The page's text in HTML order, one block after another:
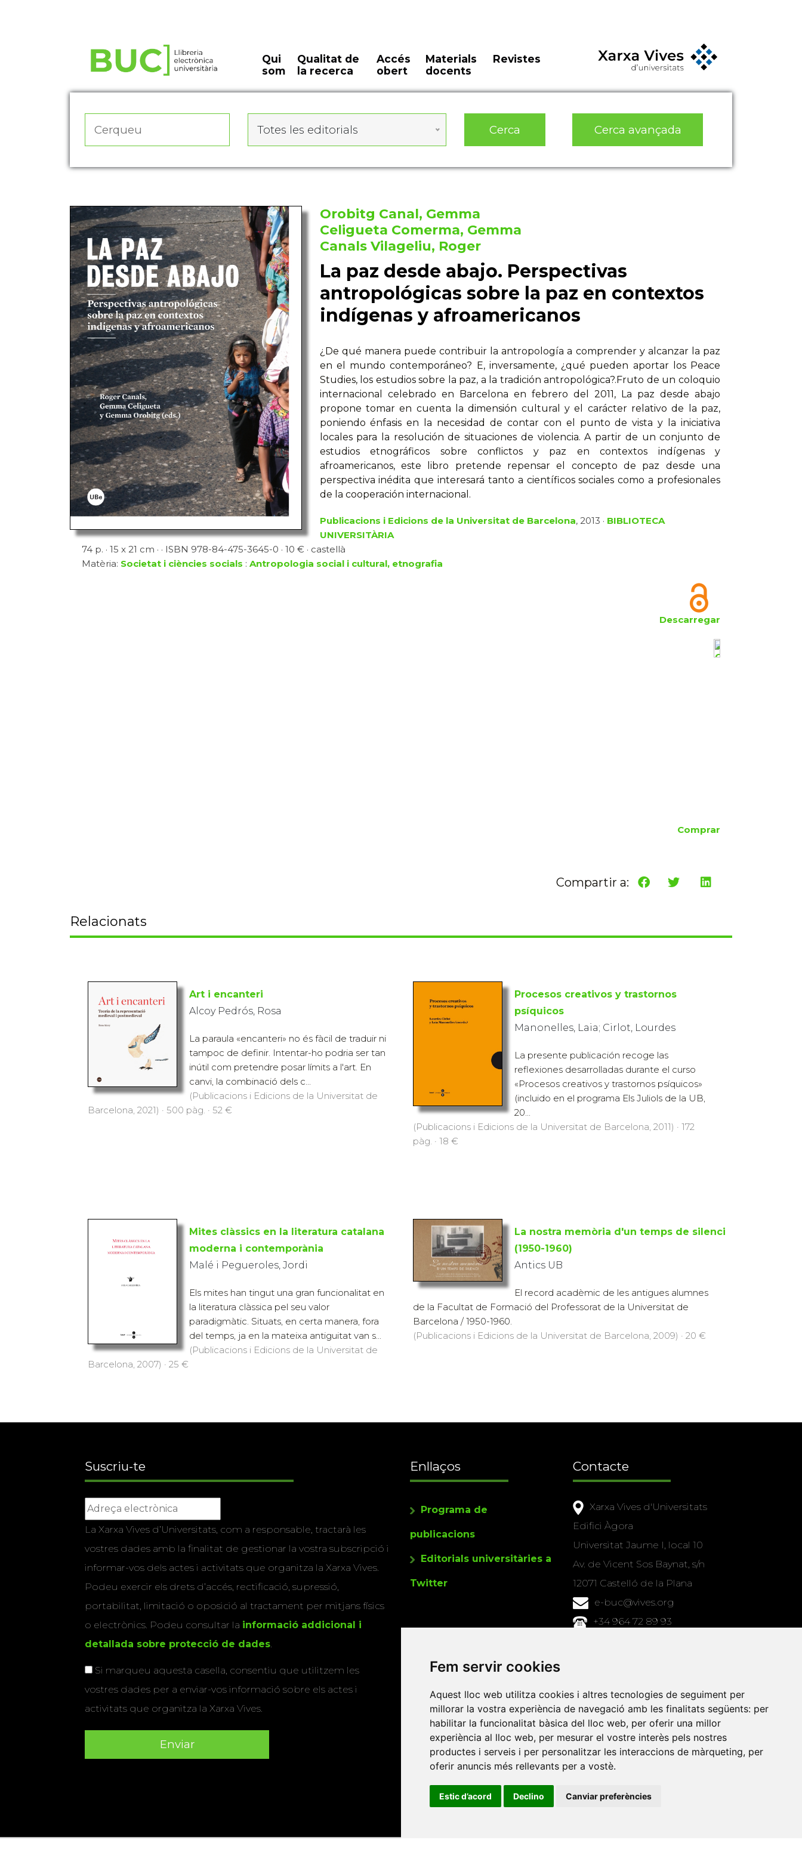
Fem servir cookies
Aquest lloc web utilitza cookies i altres tecnologies de seguiment per
millorar la vostra experiència de navegació amb les finalitats següents: per
habilitar la funcionalitat bàsica del lloc web, per oferir una millor
experiència al lloc web, per mesurar el vostre interès pels nostres
productes i serveis i per personalitzar les interaccions de màrqueting, per
oferir anuncis més rellevants per a vostè.
Estic d’acord Declino Canviar preferències
Qui
som
Qualitat de
la recerca
Accés
obert
Materials
docents
Revistes
Totes les editorials Cerca Cerca avançada
Orobitg Canal, Gemma
Celigueta Comerma, Gemma
Canals Vilageliu, Roger
La paz desde abajo. Perspectivas
antropológicas sobre la paz en contextos
indígenas y afroamericanos
¿De qué manera puede contribuir la antropología a comprender y alcanzar la paz
en el mundo contemporáneo? E, inversamente, ¿qué pueden aportar los Peace
Studies, los estudios sobre la paz, a la tradición antropológica?.Fruto de un coloquio
internacional celebrado en Barcelona en febrero del 2011, La paz desde abajo
propone tomar en cuenta la dimensión cultural y el carácter relativo de la paz,
poniendo énfasis en la necesidad de contar con el punto de vista y la iniciativa
locales para la resolución de situaciones de violencia. A partir de un conjunto de
estudios etnográficos sobre conflictos y paz en contextos indígenas y
afroamericanos, este libro pretende repensar el concepto de paz desde una
perspectiva inédita que interesará tanto a científicos sociales como a profesionales
de la cooperación internacional.
Publicacions i Edicions de la Universitat de Barcelona, 2013 · BIBLIOTECA
UNIVERSITÀRIA
74 p. · 15 x 21 cm · · ISBN 978-84-475-3645-0 · 10 € · castellà
Matèria: Societat i ciències socials : Antropologia social i cultural, etnografia
Descarregar
Comprar
Compartir a:
Relacionats
Art i encanteri
Alcoy Pedrós, Rosa
La paraula «encanteri» no és fàcil de traduir ni
tampoc de definir. Intentar-ho podria ser tan
inútil com pretendre posar límits a l'art. En
canvi, la combinació dels c...
(Publicacions i Edicions de la Universitat de
Barcelona, 2021) · 500 pàg. · 52 €
Procesos creativos y trastornos
psíquicos
Manonelles, Laia; Cirlot, Lourdes
La presente publicación recoge las
reflexiones desarrolladas durante el curso
«Procesos creativos y trastornos psíquicos»
(incluido en el programa Els Juliols de la UB,
20...
(Publicacions i Edicions de la Universitat de Barcelona, 2011) · 172
pàg. · 18 €
Mites clàssics en la literatura catalana
moderna i contemporània
Malé i Pegueroles, Jordi
Els mites han tingut una gran funcionalitat en
la literatura clàssica pel seu valor
paradigmàtic. Situats, en certa manera, fora
del temps, ja en la mateixa antiguitat van s...
(Publicacions i Edicions de la Universitat de
Barcelona, 2007) · 25 €
La nostra memòria d'un temps de silenci
(1950-1960)
Antics UB
El record acadèmic de les antigues alumnes
de la Facultat de Formació del Professorat de la Universitat de
Barcelona / 1950-1960.
(Publicacions i Edicions de la Universitat de Barcelona, 2009) · 20 €
Suscriu-te
La Xarxa Vives d’Universitats, com a responsable, tractarà les
vostres dades amb la finalitat de gestionar la vostra subscripció i
informar-vos dels actes i activitats que organitza la Xarxa Vives.
Podeu exercir els drets d’accés, rectificació, supressió,
portabilitat, limitació o oposició al tractament per mitjans físics
o electrònics. Podeu consultar la informació addicional i
detallada sobre protecció de dades.
Si marqueu aquesta casella, consentiu que utilitzem les
vostres dades per a enviar-vos informació sobre els actes i
activitats que organitza la Xarxa Vives.
Enllaços
Programa de
publicacions
Editorials universitàries a
Twitter
Contacte
Xarxa Vives d'Universitats
Edifici Àgora
Universitat Jaume I, local 10
Av. de Vicent Sos Baynat, s/n
12071 Castelló de la Plana
e-buc@vives.org
+34 964 72 89 93